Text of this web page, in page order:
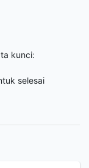
kunci:
selesai